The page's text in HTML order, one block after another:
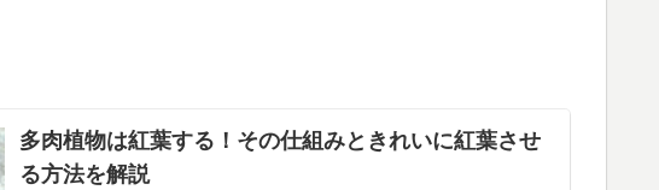
多肉植物は紅葉する！その仕組みときれいに紅葉させ
る方法を解説